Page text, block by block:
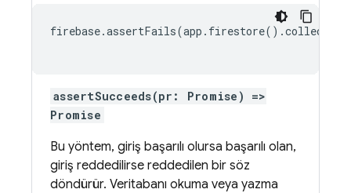
assertSucceeds(pr: Promise) =>
Promise
Bu yöntem, giriş başarılı olursa başarılı olan,
giriş reddedilirse reddedilen bir söz
döndürür. Veritabanı okuma veya yazma